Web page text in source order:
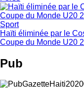
Sport
Haïti éliminée par le
Coupe du Monde U20
Pub